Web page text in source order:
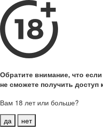
Обратите внимание, что
не сможете получить доступ
Вам 18 лет или больше?
да
нет